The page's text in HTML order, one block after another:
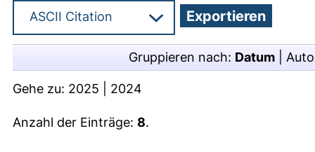
Gruppieren nach: Datum
Gehe zu: 2025 2024
Anzahl der Einträge: 8.